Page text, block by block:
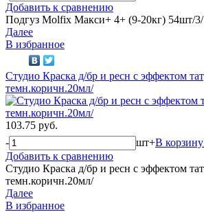
Добавить к сравнению
Подгуз Molfix Макси+ 4+ (9-20кг) 54шт/3/
Далее
В избранное
Студио Краска д/бр и ресн с эффектом
темн.коричн.20мл/
103.75 руб.
-
шт+В корзину
Добавить к сравнению
Студио Краска д/бр и ресн с эффектом
темн.коричн.20мл/
Далее
В избранное